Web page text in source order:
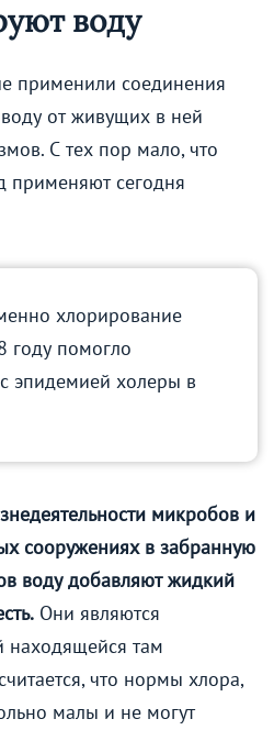
воду
применили соединения
от живущих в ней
С тех пор мало, что
применяют сегодня
хлорирование
году помогло
эпидемией холеры в
микробов и
сооружениях в забранную
воду добавляют жидкий
Они являются
находящейся там
что нормы хлора,
малы и не могут